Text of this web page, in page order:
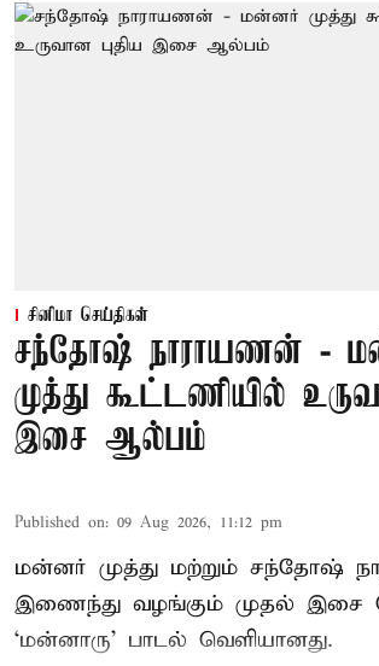
சினிமா செய்திகள்
சந்தோஷ் நாராயணன் -
முத்து கூட்டணியில்
இசை ஆல்பம்
Published on: 09 Aug 2026, 11:12 pm
மன்னர் முத்து மற்றும் சந்தோஷ்
இணைந்து வழங்கும் முதல் இசை
‘மன்னாரு’ பாடல் வெளியானது.